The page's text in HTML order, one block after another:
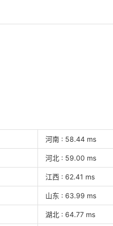
河南 : 58.44 ms
河北 : 59.00 ms
江西 : 62.41 ms
山东 : 63.99 ms
湖北 : 64.77 ms